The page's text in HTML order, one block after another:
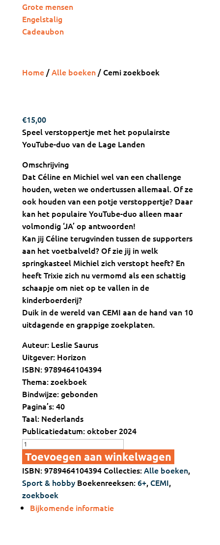
Grote mensen
Engelstalig
Cadeaubon
Home/Alle boeken/ Cemi zoekboek
€15,00
Speel verstoppertje met het populairste
YouTube-duo van de Lage Landen
Omschrijving
Dat Céline en Michiel wel van een challenge
houden, weten we ondertussen allemaal. Of ze
ook houden van een potje verstoppertje? Daar
kan het populaire YouTube-duo alleen maar
volmondig ‘JA’ op antwoorden!
Kan jij Céline terugvinden tussen de supporters
aan het voetbalveld? Of zie jij in welk
springkasteel Michiel zich verstopt heeft? En
heeft Trixie zich nu vermomd als een schattig
schaapje om niet op te vallen in de
kinderboerderij?
Duik in de wereld van CEMI aan de hand van 10
uitdagende en grappige zoekplaten.
Auteur: Leslie Saurus
Uitgever: Horizon
ISBN: 9789464104394
Thema: zoekboek
Bindwijze: gebonden
Pagina’s: 40
Taal: Nederlands
Publicatiedatum: oktober 2024
Cemi
zoekboek
aantal
Toevoegen aan winkelwagen
ISBN:9789464104394 Collecties:Alle boeken,
Sport & hobby Boekenreeksen:6+, CEMI,
zoekboek
Bijkomende informatie